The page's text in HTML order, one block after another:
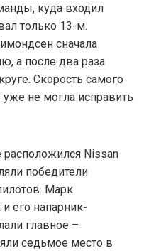
куда входил
только 13-м.
сначала
а после два раза
Скорость самого
не могла исправить
Nissan
победители
Марк
его напарник-
главное –
седьмое место в